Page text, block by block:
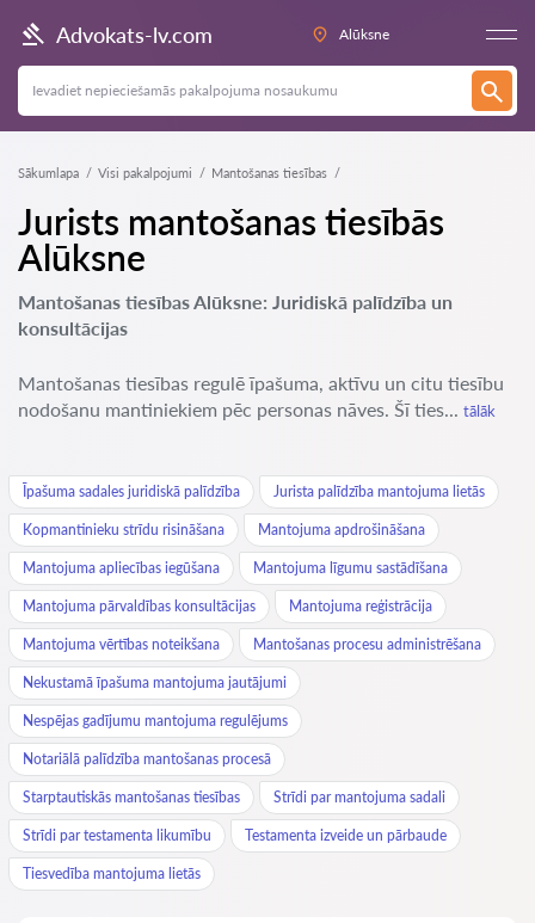
Advokats-lv.com Alūksne
Sākumlapa Visi pakalpojumi Mantošanas tiesības
Jurists mantošanas tiesībās
Alūksne
Mantošanas tiesības Alūksne: Juridiskā palīdzība un
konsultācijas
Mantošanas tiesības regulē īpašuma, aktīvu un citu tiesību
nodošanu mantiniekiem pēc personas nāves. Šī ties... tālāk
Īpašuma sadales juridiskā palīdzība Jurista palīdzība mantojuma lietās
Kopmantinieku strīdu risināšana Mantojuma apdrošināšana
Mantojuma apliecības iegūšana Mantojuma līgumu sastādīšana
Mantojuma pārvaldības konsultācijas Mantojuma reģistrācija
Mantojuma vērtības noteikšana Mantošanas procesu administrēšana
Nekustamā īpašuma mantojuma jautājumi
Nespējas gadījumu mantojuma regulējums
Notariālā palīdzība mantošanas procesā
Starptautiskās mantošanas tiesības Strīdi par mantojuma sadali
Strīdi par testamenta likumību Testamenta izveide un pārbaude
Tiesvedība mantojuma lietās